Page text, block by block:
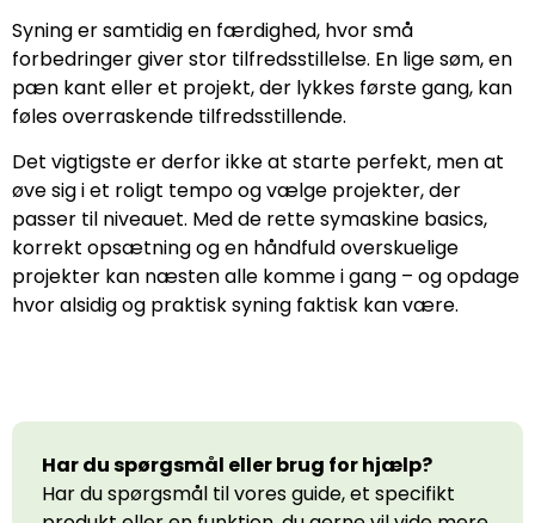
Syning er samtidig en færdighed, hvor små
forbedringer giver stor tilfredsstillelse. En lige søm, en
pæn kant eller et projekt, der lykkes første gang, kan
føles overraskende tilfredsstillende.
Det vigtigste er derfor ikke at starte perfekt, men at
øve sig i et roligt tempo og vælge projekter, der
passer til niveauet. Med de rette symaskine basics,
korrekt opsætning og en håndfuld overskuelige
projekter kan næsten alle komme i gang – og opdage
hvor alsidig og praktisk syning faktisk kan være.
Har du spørgsmål eller brug for hjælp?
Har du spørgsmål til vores guide, et specifikt